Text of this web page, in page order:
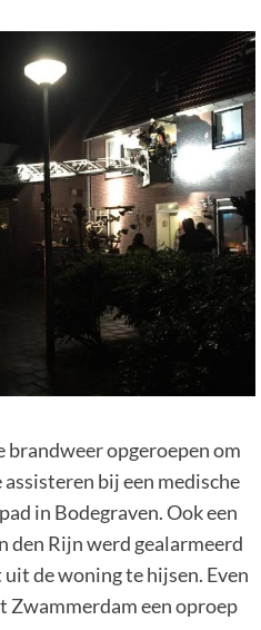
brandweer opgeroepen om
bij een medische
in Bodegraven. Ook een
den Rijn werd gealarmeerd
de woning te hijsen. Even
Zwammerdam een oproep